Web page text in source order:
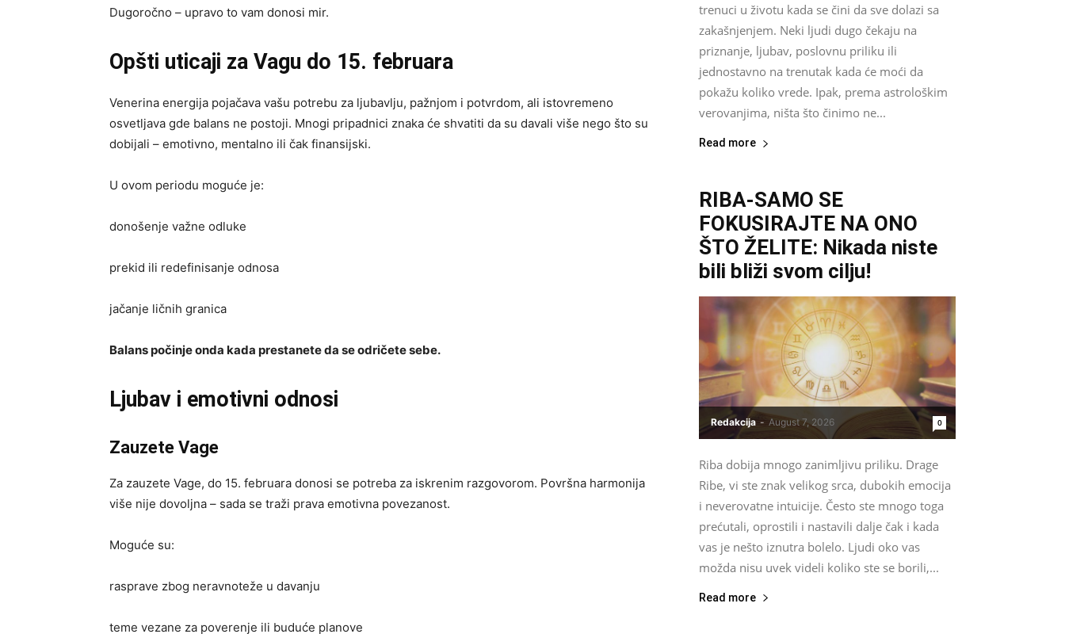
Dugoročno – upravo to vam donosi mir.
Opšti uticaji za Vagu do 15. februara
Venerina energija pojačava vašu potrebu za ljubavlju, pažnjom i potvrdom, ali istovremeno
osvetljava gde balans ne postoji. Mnogi pripadnici znaka će shvatiti da su davali više nego što su
dobijali – emotivno, mentalno ili čak finansijski.
U ovom periodu moguće je:
donošenje važne odluke
prekid ili redefinisanje odnosa
jačanje ličnih granica
Balans počinje onda kada prestanete da se odričete sebe.
Ljubav i emotivni odnosi
Zauzete Vage
Za zauzete Vage, do 15. februara donosi se potreba za iskrenim razgovorom. Površna harmonija
više nije dovoljna – sada se traži prava emotivna povezanost.
Moguće su:
rasprave zbog neravnoteže u davanju
teme vezane za poverenje ili buduće planove
trenuci u životu kada se čini da sve dolazi sa
zakašnjenjem. Neki ljudi dugo čekaju na
priznanje, ljubav, poslovnu priliku ili
jednostavno na trenutak kada će moći da
pokažu koliko vrede. Ipak, prema astrološkim
verovanjima, ništa što činimo ne...
Read more
RIBA-SAMO SE
FOKUSIRAJTE NA ONO
ŠTO ŽELITE: Nikada niste
bili bliži svom cilju!
Redakcija - August 7, 2026 0
Riba dobija mnogo zanimljivu priliku. Drage
Ribe, vi ste znak velikog srca, dubokih emocija
i neverovatne intuicije. Često ste mnogo toga
prećutali, oprostili i nastavili dalje čak i kada
vas je nešto iznutra bolelo. Ljudi oko vas
možda nisu uvek videli koliko ste se borili,...
Read more